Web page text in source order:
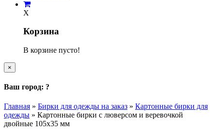
X
Корзина
В корзине пусто!
×
Ваш город: ?
Главная » Бирки для одежды на заказ » Картонные бирки для
одежды » Картонные бирки с люверсом и веревочкой
двойные 105х35 мм